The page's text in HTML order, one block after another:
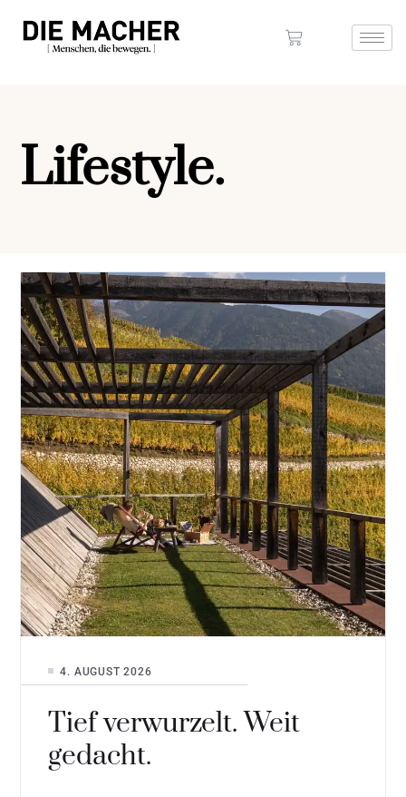
Lifestyle.
Tief verwurzelt. Weit
gedacht.
4. AUGUST 2026